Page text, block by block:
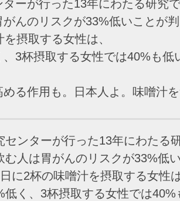
ーが行った13年にわたる研究
んのリスクが33%低いことが
摂取する女性は、
3杯摂取する女性では40%も低
る作用も。日本人よ。味噌汁
センターが行った13年にわたる
む人は胃がんのリスクが33%低
に2杯の味噌汁を摂取する女性
低く、3杯摂取する女性では40%